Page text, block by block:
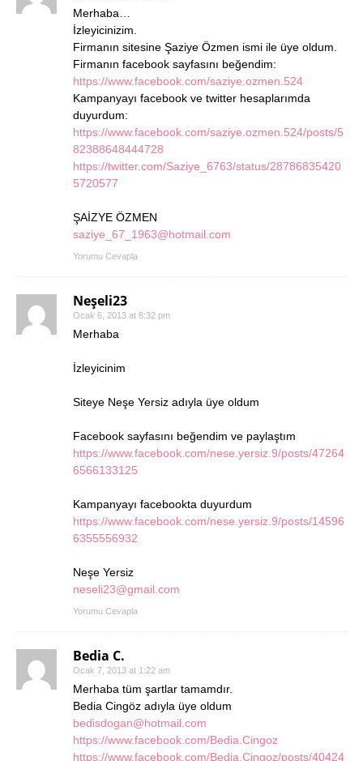
Merhaba…
İzleyicinizim.
Firmanın sitesine Şaziye Özmen ismi ile üye oldum.
Firmanın facebook sayfasını beğendim:
https://www.facebook.com/saziye.ozmen.524
Kampanyayı facebook ve twitter hesaplarımda
duyurdum:
https://www.facebook.com/saziye.ozmen.524/posts/5
82388648444728
https://twitter.com/Saziye_6763/status/28786835420
5720577
ŞAİZYE ÖZMEN
saziye_67_1963@hotmail.com
Yorumu Cevapla
Neşeli23
Ocak 6, 2013 at 8:32 pm
Merhaba
İzleyicinim
Siteye Neşe Yersiz adıyla üye oldum
Facebook sayfasını beğendim ve paylaştım
https://www.facebook.com/nese.yersiz.9/posts/47264
6566133125
Kampanyayı facebookta duyurdum
https://www.facebook.com/nese.yersiz.9/posts/14596
6355556932
Neşe Yersiz
neseli23@gmail.com
Yorumu Cevapla
Bedia C.
Ocak 7, 2013 at 1:22 am
Merhaba tüm şartlar tamamdır.
Bedia Cingöz adıyla üye oldum
bedisdogan@hotmail.com
https://www.facebook.com/Bedia.Cingoz
https://www.facebook.com/Bedia.Cingoz/posts/40424